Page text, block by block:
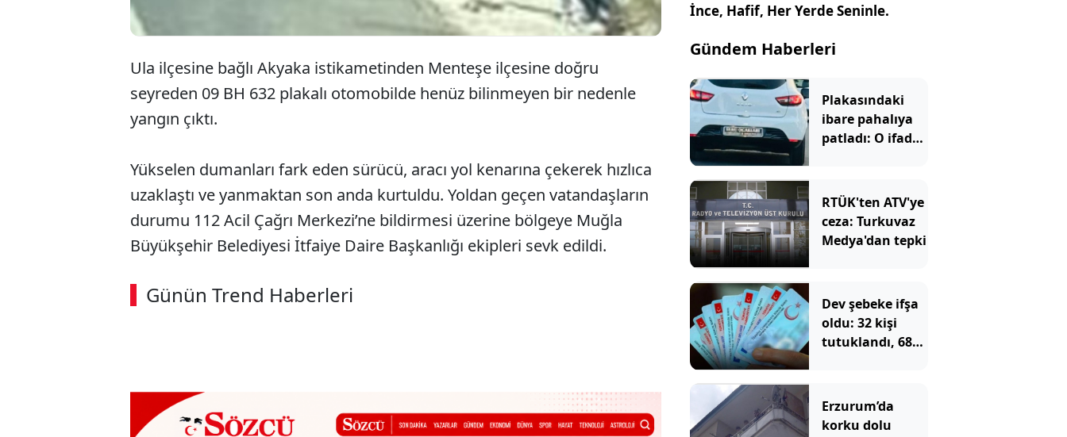
Ula ilçesine bağlı Akyaka istikametinden Menteşe ilçesine doğru
seyreden 09 BH 632 plakalı otomobilde henüz bilinmeyen bir nedenle
yangın çıktı.
Yükselen dumanları fark eden sürücü, aracı yol kenarına çekerek hızlıca
uzaklaştı ve yanmaktan son anda kurtuldu. Yoldan geçen vatandaşların
durumu 112 Acil Çağrı Merkezi’ne bildirmesi üzerine bölgeye Muğla
Büyükşehir Belediyesi İtfaiye Daire Başkanlığı ekipleri sevk edildi.
Günün Trend Haberleri
00:02 / 08:06
İnce, Hafif, Her Yerde Seninle.
Gündem Haberleri
Plakasındaki
ibare pahalıya
patladı: O ifade
RTÜK'ten ATV'ye
ceza: Turkuvaz
Medya'dan tepki
Dev şebeke ifşa
oldu: 32 kişi
tutuklandı, 687
iptal edilecek
Erzurum’da
korku dolu